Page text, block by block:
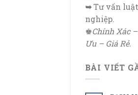
➥Tư vấn
nghiệp.
♚Chính Xác
Ưu – Giá Rẻ.
BÀI VIẾT